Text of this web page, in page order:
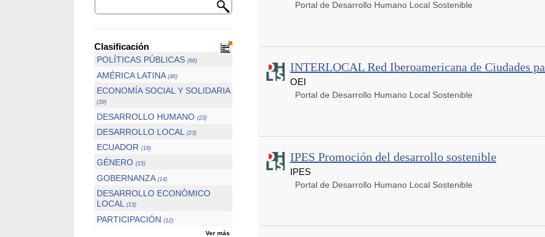
Clasificación
POLÍTICAS PÚBLICAS (66)
AMÉRICA LATINA (46)
ECONOMÍA SOCIAL Y SOLIDARIA
(39)
DESARROLLO HUMANO (23)
DESARROLLO LOCAL (23)
ECUADOR (19)
GÉNERO (15)
GOBERNANZA (14)
DESARROLLO ECONÓMICO
LOCAL (13)
PARTICIPACIÓN (12)
Ver más
Portal de Desarrollo Humano Local Sostenible
INTERLOCAL Red Iberoamericana de Ciudades
OEI
Portal de Desarrollo Humano Local Sostenible
IPES Promoción del desarrollo sostenible
IPES
Portal de Desarrollo Humano Local Sostenible